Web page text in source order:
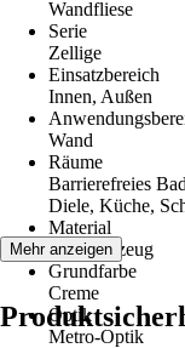
Wandfliese
Serie
Zellige
Einsatzbereich
Innen, Außen
Wand
Räume
Barrierefreies
Diele, Küche,
Material
Feinsteinzeug
Grundfarbe
Creme
Optik
Metro-Optik
Mehr anzeigen